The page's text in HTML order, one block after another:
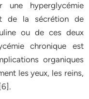
une hyperglycémie
de la sécrétion de
ou de ces deux
chronique est
organiques
les yeux, les reins,